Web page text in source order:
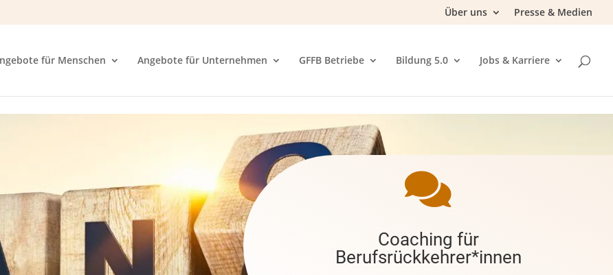
Über uns Presse & Medien
für Menschen Angebote für Unternehmen GFFB Betriebe Bildung 5.0 Jobs & Karriere

Coaching für
Berufsrückkehrer*innen